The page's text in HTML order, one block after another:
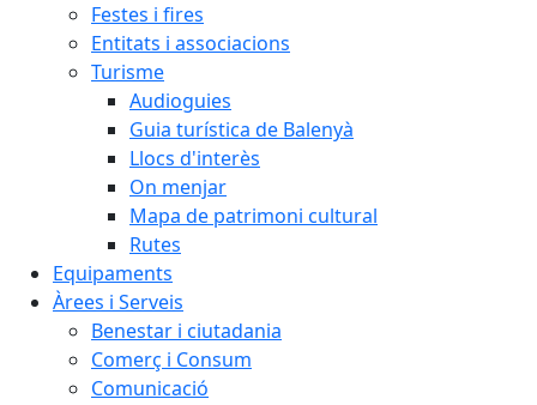
Festes i fires
Entitats i associacions
Turisme
Audioguies
Guia turística de Balenyà
Llocs d'interès
On menjar
Mapa de patrimoni cultural
Rutes
Equipaments
Àrees i Serveis
Benestar i ciutadania
Comerç i Consum
Comunicació